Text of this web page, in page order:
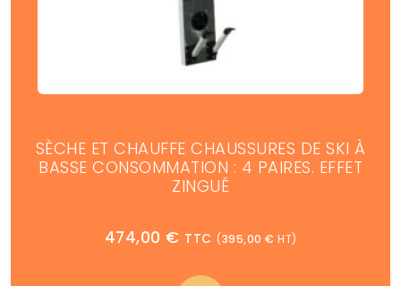
SÈCHE ET CHAUFFE CHAUSSURES DE SKI À
BASSE CONSOMMATION : 4 PAIRES. EFFET
ZINGUÉ
474,00 € TTC (395,00 € HT)